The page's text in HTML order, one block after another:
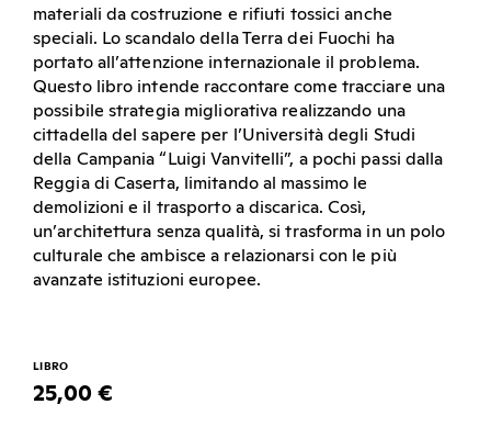
materiali da costruzione e rifiuti tossici anche
speciali. Lo scandalo della Terra dei Fuochi ha
portato all’attenzione internazionale il problema.
Questo libro intende raccontare come tracciare una
possibile strategia migliorativa realizzando una
cittadella del sapere per l’Università degli Studi
della Campania “Luigi Vanvitelli”, a pochi passi dalla
Reggia di Caserta, limitando al massimo le
demolizioni e il trasporto a discarica. Così,
un’architettura senza qualità, si trasforma in un polo
culturale che ambisce a relazionarsi con le più
avanzate istituzioni europee.
LIBRO
25,00 €